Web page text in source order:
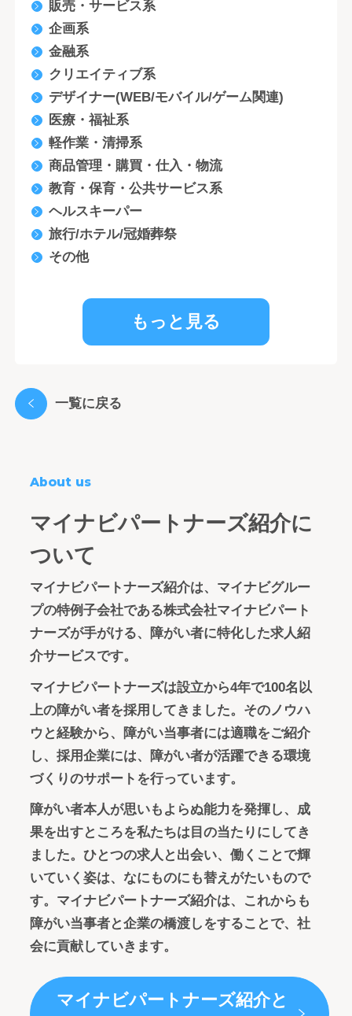
販売・サービス系
企画系
金融系
クリエイティブ系
デザイナー(WEB/モバイル/ゲーム関連)
医療・福祉系
軽作業・清掃系
商品管理・購買・仕入・物流
教育・保育・公共サービス系
ヘルスキーパー
旅行/ホテル/冠婚葬祭
その他
もっと見る
一覧に戻る
About us
マイナビパートナーズ紹介に
ついて
マイナビパートナーズ紹介は、マイナビグルー
プの特例子会社である株式会社マイナビパート
ナーズが手がける、障がい者に特化した求人紹
介サービスです。
マイナビパートナーズは設立から4年で100名以
上の障がい者を採用してきました。そのノウハ
ウと経験から、障がい当事者には適職をご紹介
し、採用企業には、障がい者が活躍できる環境
づくりのサポートを行っています。
障がい者本人が思いもよらぬ能力を発揮し、成
果を出すところを私たちは目の当たりにしてき
ました。ひとつの求人と出会い、働くことで輝
いていく姿は、なにものにも替えがたいもので
す。マイナビパートナーズ紹介は、これからも
障がい当事者と企業の橋渡しをすることで、社
会に貢献していきます。
マイナビパートナーズ紹介と